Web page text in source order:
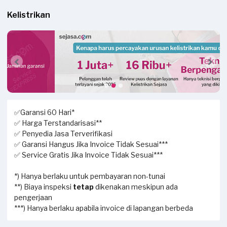
Kelistrikan
✅Garansi 60 Hari*
✅ Harga Terstandarisasi**
✅ Penyedia Jasa Terverifikasi
✅ Garansi Hangus Jika Invoice Tidak Sesuai***
✅ Service Gratis Jika Invoice Tidak Sesuai***
*) Hanya berlaku untuk pembayaran non-tunai
**) Biaya inspeksi tetapdikenakan meskipun ada
pengerjaan
***) Hanya berlaku apabila invoice di lapangan berbeda